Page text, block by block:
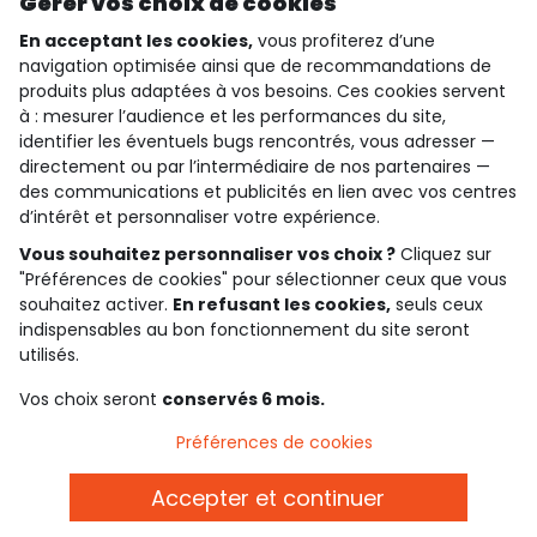
qui sommes-nous ?
besoin d'aide ?
le club fidélité
notre catalogue
Conditions générales de ventes et d'utilisation
Politique de confidentialité
Cookies et données personnelles
Paramètres des cookies
En acceptant les cookies, vous profiterez d’une
navigation optimisée ainsi que de recommandations de
produits plus adaptées à vos besoins. Ces cookies servent
à : mesurer l’audience et les performances du site,
identifier les éventuels bugs rencontrés, vous adresser —
directement ou par l’intermédiaire de nos partenaires —
des communications et publicités en lien avec vos centres
d’intérêt et personnaliser votre expérience.
Vous souhaitez personnaliser vos choix ? Cliquez sur
"Préférences de cookies" pour sélectionner ceux que vous
souhaitez activer. En refusant les cookies, seuls ceux
indispensables au bon fonctionnement du site seront
utilisés.
Vos choix seront conservés 6 mois.
Préférences de cookies
Accepter et continuer